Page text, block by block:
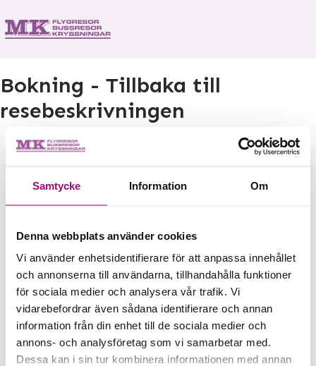
Samtycke Information Om
Denna webbplats använder cookies
Vi använder enhetsidentifierare för att anpassa innehållet
och annonserna till användarna, tillhandahålla funktioner
för sociala medier och analysera vår trafik. Vi
vidarebefordrar även sådana identifierare och annan
information från din enhet till de sociala medier och
annons- och analysföretag som vi samarbetar med.
Dessa kan i sin tur kombinera informationen med annan
Bokning - Tillbaka till
resebeskrivningen
1. Antal resenärer och rum
2. Personupplysningar
3. Betalning
Fel
Paketet kan inte bokas